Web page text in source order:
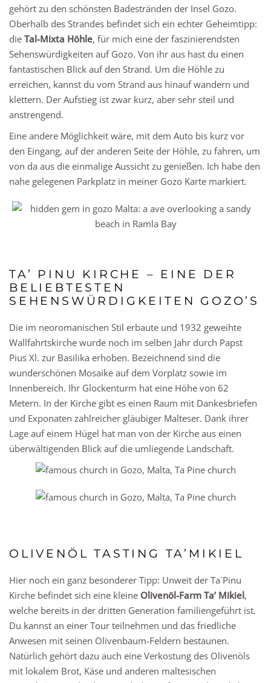
gehört zu den schönsten Badestränden der Insel Gozo.
Oberhalb des Strandes befindet sich ein echter Geheimtipp:
die Tal-Mixta Höhle, für mich eine der faszinierendsten
Sehenswürdigkeiten auf Gozo. Von ihr aus hast du einen
fantastischen Blick auf den Strand. Um die Höhle zu
erreichen, kannst du vom Strand aus hinauf wandern und
klettern. Der Aufstieg ist zwar kurz, aber sehr steil und
anstrengend.
Eine andere Möglichkeit wäre, mit dem Auto bis kurz vor
den Eingang, auf der anderen Seite der Höhle, zu fahren, um
von da aus die einmalige Aussicht zu genießen. Ich habe den
nahe gelegenen Parkplatz in meiner Gozo Karte markiert.
TA’ PINU KIRCHE – EINE DER
BELIEBTESTEN
SEHENSWÜRDIGKEITEN GOZO’S
Die im neoromanischen Stil erbaute und 1932 geweihte
Wallfahrtskirche wurde noch im selben Jahr durch Papst
Pius Xl. zur Basilika erhoben. Bezeichnend sind die
wunderschönen Mosaike auf dem Vorplatz sowie im
Innenbereich. Ihr Glockenturm hat eine Höhe von 62
Metern. In der Kirche gibt es einen Raum mit Dankesbriefen
und Exponaten zahlreicher gläubiger Malteser. Dank ihrer
Lage auf einem Hügel hat man von der Kirche aus einen
überwältigenden Blick auf die umliegende Landschaft.
OLIVENÖL TASTING TA’MIKIEL
Hier noch ein ganz besonderer Tipp: Unweit der Ta`Pinu
Kirche befindet sich eine kleine Olivenöl-Farm Ta’ Mikiel,
welche bereits in der dritten Generation familiengeführt ist.
Du kannst an einer Tour teilnehmen und das friedliche
Anwesen mit seinen Olivenbaum-Feldern bestaunen.
Natürlich gehört dazu auch eine Verkostung des Olivenöls
mit lokalem Brot, Käse und anderen maltesischen